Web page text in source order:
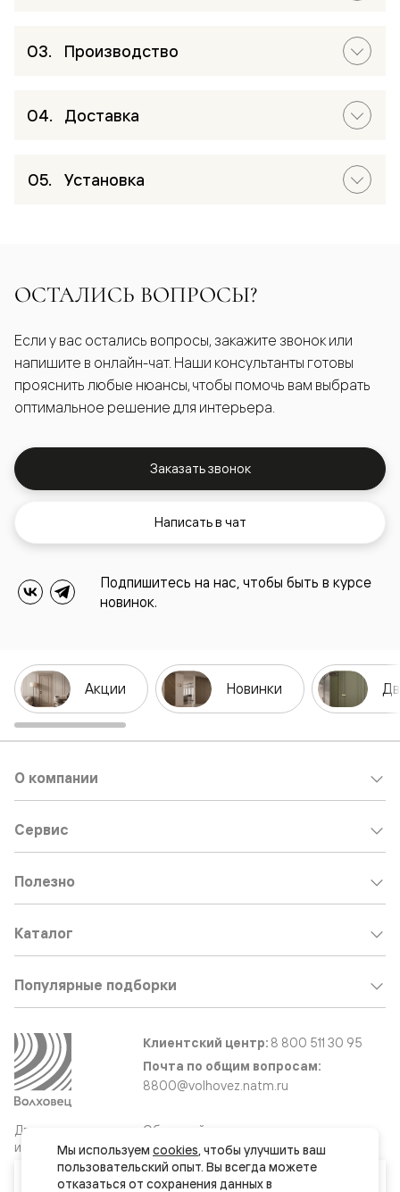
Ваш город
Производство
Доставка
Установка
ОСТАЛИСЬ ВОПРОСЫ?
Если у вас остались вопросы, закажите звонок или
напишите в онлайн-чат. Наши консультанты готовы
прояснить любые нюансы, чтобы помочь вам выбрать
оптимальное решение для интерьера.
Заказать звонок
Написать в чат
Подпишитесь на нас, чтобы быть в курсе
новинок.
Акции Новинки
Двери
и интерьерные
решения
О компании
Сервис
Полезно
Каталог
Популярные подборки
Клиентский центр: 8 800 511 30 95
Почта по общим вопросам:
8800@volhovez.natm.ru
Обратный звонок
Мы используем cookies, чтобы улучшить ваш
пользовательский опыт. Вы всегда можете
отказаться от сохранения данных в